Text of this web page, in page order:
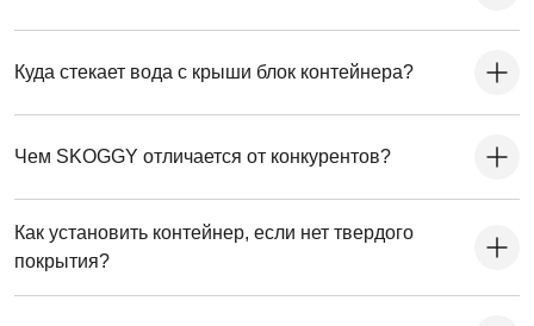
Куда стекает вода с крыши блок контейнера?
Чем SKOGGY отличается от конкурентов?
Как установить контейнер, если нет твердого
покрытия?